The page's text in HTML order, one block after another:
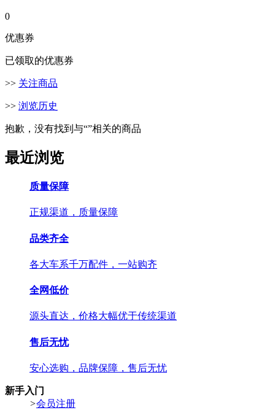
0
优惠券
已领取的优惠券
>> 关注商品
>> 浏览历史
抱歉，没有找到与“”相关的商品
最近浏览
质量保障
正规渠道，质量保障
品类齐全
各大车系千万配件，一站购齐
全网低价
源头直达，价格大幅优于传统渠道
售后无忧
安心选购，品牌保障，售后无忧
新手入门
>会员注册